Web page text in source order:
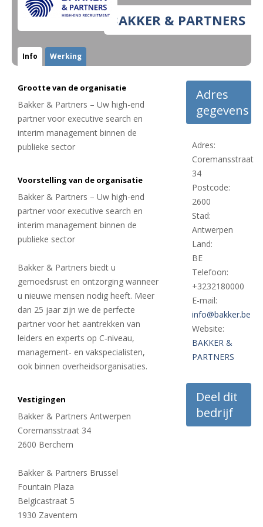
BAKKER & PARTNERS
Info Werking
Grootte van de organisatie
Bakker & Partners – Uw high-end
partner voor executive search en
interim management binnen de
publieke sector
Voorstelling van de organisatie
Bakker & Partners – Uw high-end
partner voor executive search en
interim management binnen de
publieke sector
Bakker & Partners biedt u
gemoedsrust en ontzorging wanneer
u nieuwe mensen nodig heeft. Meer
dan 25 jaar zijn we de perfecte
partner voor het aantrekken van
leiders en experts op C‑niveau,
management- en vakspecialisten,
ook binnen overheidsorganisaties.
Vestigingen
Bakker & Partners Antwerpen
Coremansstraat 34
2600 Berchem
Bakker & Partners Brussel
Fountain Plaza
Belgicastraat 5
1930 Zaventem
Adres
gegevens
Adres:
Coremansstraat
34
Postcode:
2600
Stad:
Antwerpen
Land:
BE
Telefoon:
+3232180000
E-mail:
info@bakker.be
Website:
BAKKER &
PARTNERS
Deel dit
bedrijf